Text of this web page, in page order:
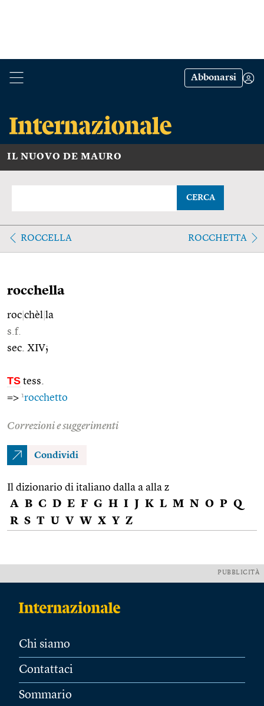
Abbonarsi
IL NUOVO DE MAURO
CERCA
ROCCELLA ROCCHETTA
rocchella
roc chèl la
s.f.
sec. XIV;
TS tess.
=> 1rocchetto
Correzioni e suggerimenti
Condividi
Il dizionario di italiano dalla a alla z
A B C D E F G H I J K L M N O P Q
R S T U V W X Y Z
PUBBLICITÀ
Chi siamo
Contattaci
Sommario